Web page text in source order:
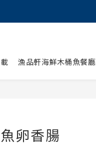
漁品軒海鮮木桶魚餐廳
卵香腸